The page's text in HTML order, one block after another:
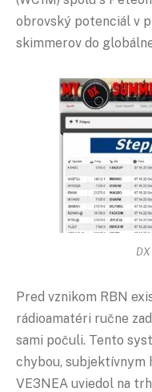
obrovský potenciál v
skimmerov do
Pred vznikom RBN
rádioamatéri ručne
sami počuli. Tento
chybou, subjektívnym
VE3NEA uviedol na